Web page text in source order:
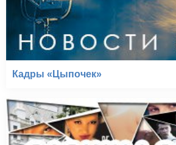
Кадры «Цыпочек»